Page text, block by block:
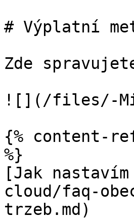
# Výplatní
Zde
![](/files/-
{% content-ref
%}
[Jak
cloud/faq-
trzeb.md)